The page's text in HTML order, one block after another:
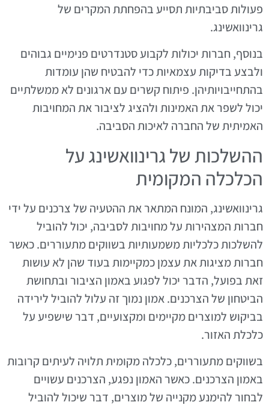
פעולות סביבתיות תסייע בהפחתת המקרים של
גרינוואשינג.
בנוסף, חברות יכולות לקבוע סטנדרטים פנימיים גבוהים
ולבצע בדיקות עצמאיות כדי להבטיח שהן עומדות
בהתחייבויותיהן. פיתוח קשרים עם ארגונים לא ממשלתיים
יכול לשפר את האמינות ולהציג לציבור את המחויבות
האמיתית של החברה לאיכות הסביבה.
ההשלכות של גרינוואשינג על
הכלכלה המקומית
גרינוואשינג, המונח המתאר את ההטעיה של צרכנים על ידי
חברות המצהירות על מחויבות לסביבה, יכול להוביל
להשלכות כלכליות משמעותיות בשווקים מתעוררים. כאשר
חברות מציגות את עצמן כמקיימות בעוד שהן לא עושות
זאת בפועל, הדבר יכול לפגוע באמון הציבור ובתחושת
הביטחון של הצרכנים. אמון נמוך זה עלול להוביל לירידה
בביקוש למוצרים מקיימים ומקצועיים, דבר שישפיע על
כלכלת האזור.
בשווקים מתעוררים, כלכלה מקומית תלויה לעיתים קרובות
באמון הצרכנים. כאשר האמון נפגע, הצרכנים עשויים
לבחור להימנע מקנייה של מוצרים, דבר שיכול להוביל